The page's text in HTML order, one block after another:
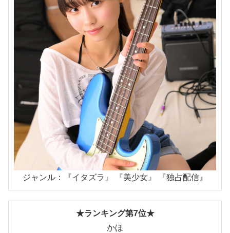
ジャンル：『イタズラ』 『美少女』 『独占配信』
★ランキング第7位★
かほ